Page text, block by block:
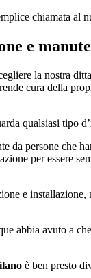
chiamata al
e
la nostra
cura della
qualsiasi tipo
persone che
per essere
e
abbia avuto a
è ben presto